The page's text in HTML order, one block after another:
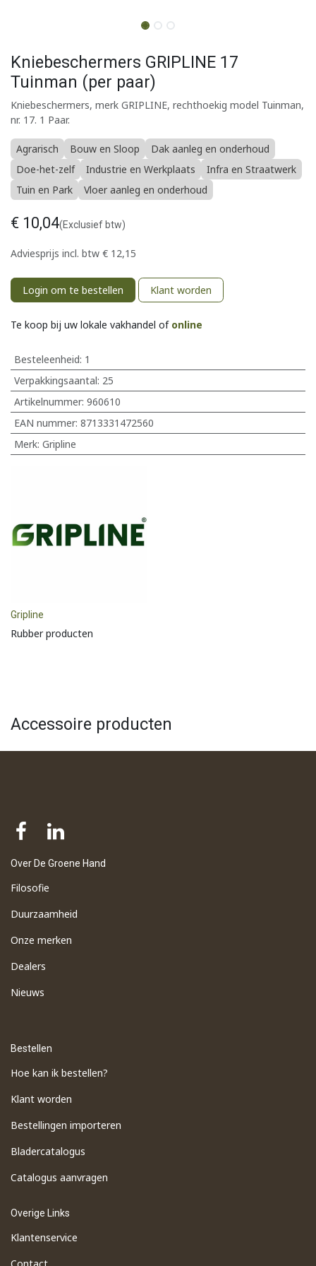
Kniebeschermers GRIPLINE 17
Tuinman (per paar)
Kniebeschermers, merk GRIPLINE, rechthoekig model Tuinman,
nr. 17. 1 Paar.
Agrarisch Bouw en Sloop
Dak aanleg en onderhoud
Doe-het-zelf
Industrie en Werkplaats
Infra en Straatwerk
Tuin en Park
Vloer aanleg en onderhoud
€ 10,04(Exclusief btw)
Adviesprijs incl. btw € 12,15
Login om te bestellen Klant worden
Te koop bij uw lokale vakhandel of online
Besteleenheid: 1
Verpakkingsaantal: 25
Artikelnummer: 960610
EAN nummer: 8713331472560
Merk: Gripline
Gripline
Rubber producten
Accessoire producten
Over De Groene Hand
Filosofie
Duurzaamheid
Onze merken
Dealers
Nieuws
Bestellen
Hoe kan ik bestellen?
Klant worden
Bestellingen importeren
​Bladercatalogus
​Catalogus aanvragen
Overige Links
Klantenservice